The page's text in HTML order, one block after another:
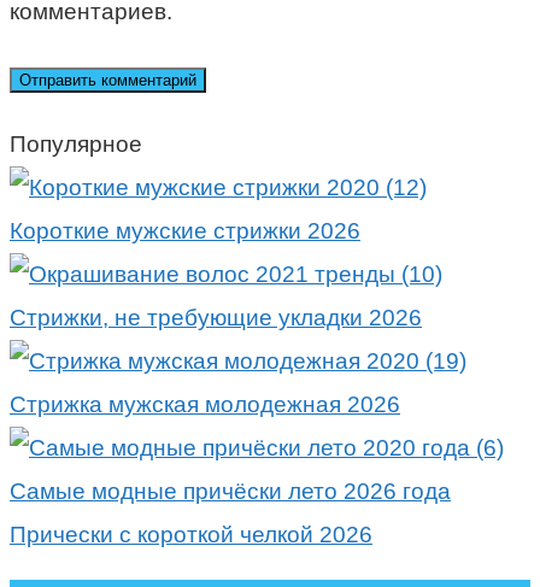
комментариев.
Популярное
Короткие мужские стрижки 2026
Стрижки, не требующие укладки 2026
Стрижка мужская молодежная 2026
Самые модные причёски лето 2026 года
Прически с короткой челкой 2026